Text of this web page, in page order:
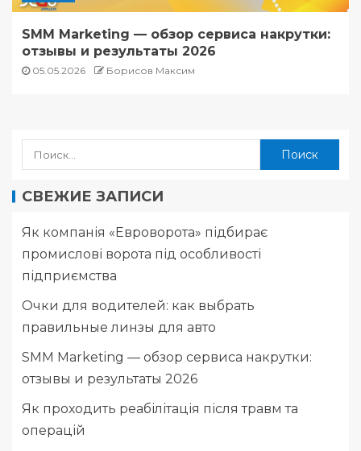
SMM Marketing — обзор сервиса накрутки:
отзывы и результаты 2026
05.05.2026 Борисов Максим
СВЕЖИЕ ЗАПИСИ
Як компанія «Евроворота» підбирає
промислові ворота під особливості
підприємства
Очки для водителей: как выбрать
правильные линзы для авто
SMM Marketing — обзор сервиса накрутки:
отзывы и результаты 2026
Як проходить реабілітація після травм та
операцій